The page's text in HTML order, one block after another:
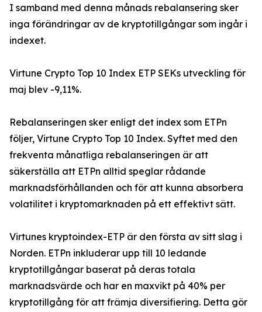
I samband med denna månads rebalansering sker
inga förändringar av de kryptotillgångar som ingår i
indexet.
Virtune Crypto Top 10 Index ETP SEKs utveckling för
maj blev -9,11%.
Rebalanseringen sker enligt det index som ETPn
följer, Virtune Crypto Top 10 Index. Syftet med den
frekventa månatliga rebalanseringen är att
säkerställa att ETPn alltid speglar rådande
marknadsförhållanden och för att kunna absorbera
volatilitet i kryptomarknaden på ett effektivt sätt.
Virtunes kryptoindex-ETP är den första av sitt slag i
Norden. ETPn inkluderar upp till 10 ledande
kryptotillgångar baserat på deras totala
marknadsvärde och har en maxvikt på 40% per
kryptotillgång för att främja diversifiering. Detta gör